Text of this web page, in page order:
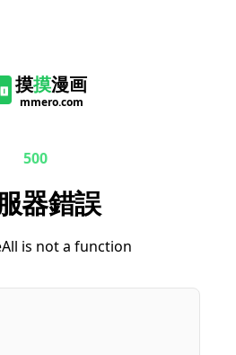
摸摸漫画
mmero.com
500
器錯誤
is not a function